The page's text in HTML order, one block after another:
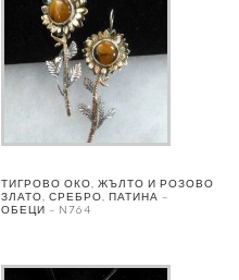
ТИГРОВО ОКО, ЖЪЛТО И РОЗОВО
ЗЛАТО, СРЕБРО, ПАТИНА –
ОБЕЦИ – N764